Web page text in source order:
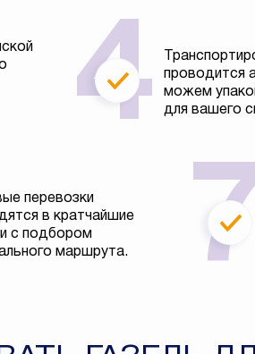
проводится
можем
для вашего
перевозки
в кратчайшие
с подбором
маршрута.